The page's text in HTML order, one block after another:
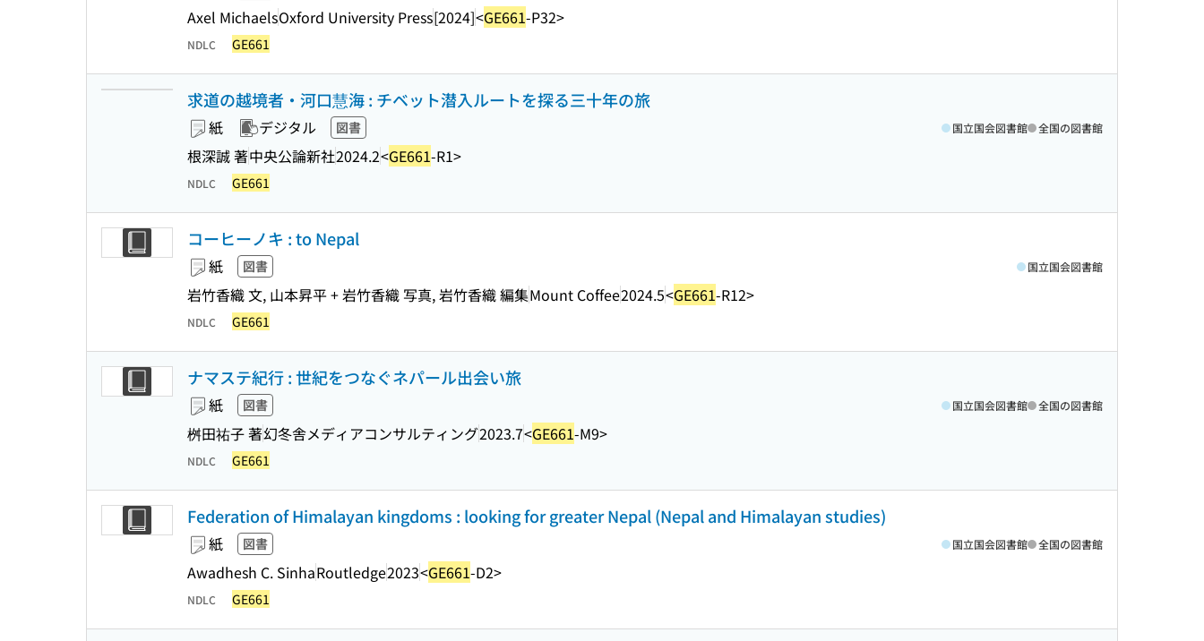
Axel MichaelsOxford University Press[2024]<GE661-P32>
NDLC GE661
求道の越境者・河口慧海 : チベット潜入ルートを探る三十年の旅
紙 デジタル 図書
根深誠 著中央公論新社2024.2<GE661-R1>
国立国会図書館 全国の図書館
NDLC GE661
コーヒーノキ : to Nepal
紙 図書
岩竹香織 文, 山本昇平 + 岩竹香織 写真, 岩竹香織 編集Mount Coffee2024.5<GE661-R12>
国立国会図書館
NDLC GE661
ナマステ紀行 : 世紀をつなぐネパール出会い旅
紙 図書
桝田祐子 著幻冬舎メディアコンサルティング2023.7<GE661-M9>
国立国会図書館 全国の図書館
NDLC GE661
Federation of Himalayan kingdoms : looking for greater Nepal (Nepal and Himalayan studies)
紙 図書
Awadhesh C. SinhaRoutledge2023<GE661-D2>
国立国会図書館 全国の図書館
NDLC GE661